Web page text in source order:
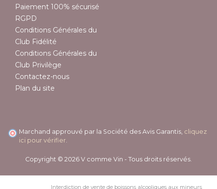
Paiement 100% sécurisé
RGPD
Conditions Générales du
Club Fidélité
Conditions Générales du
Club Privilège
Contactez-nous
Plan du site
Marchand approuvé par la Société des Avis Garantis, cliquez
ici pour vérifier
Copyright © 2026 V comme Vin - Tous droits réservés.
Interdiction de vente de boissons alcooliques aux mineurs